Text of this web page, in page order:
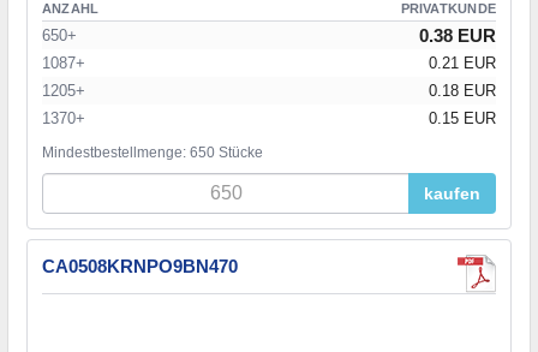
ANZAHL PRIVATKUNDE
650+ 0.38 EUR
1087+
0.21 EUR
1205+
0.18 EUR
1370+
0.15 EUR
Mindestbestellmenge: 650 Stücke
kaufen
CA0508KRNPO9BN470